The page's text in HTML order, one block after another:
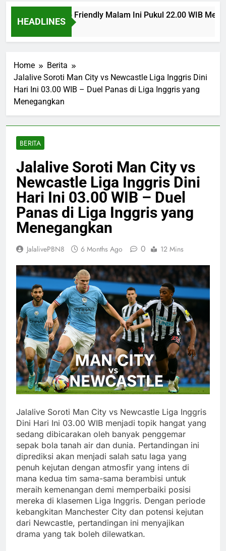
HEADLINES
Man United Club Friendly Malam Ini Pukul 22.00 WIB
Home
Berita
Jalalive Soroti Man City vs Newcastle Liga Inggris Dini
Hari Ini 03.00 WIB – Duel Panas di Liga Inggris yang
Menegangkan
BERITA
Jalalive Soroti Man City vs
Newcastle Liga Inggris Dini
Hari Ini 03.00 WIB – Duel
Panas di Liga Inggris yang
Menegangkan
JalalivePBN8 6 Months Ago 0 12 Mins
Jalalive Soroti Man City vs Newcastle Liga Inggris
Dini Hari Ini 03.00 WIB menjadi topik hangat yang
sedang dibicarakan oleh banyak penggemar
sepak bola tanah air dan dunia. Pertandingan ini
diprediksi akan menjadi salah satu laga yang
penuh kejutan dengan atmosfir yang intens di
mana kedua tim sama-sama berambisi untuk
meraih kemenangan demi memperbaiki posisi
mereka di klasemen Liga Inggris. Dengan periode
kebangkitan Manchester City dan potensi kejutan
dari Newcastle, pertandingan ini menyajikan
drama yang tak boleh dilewatkan.